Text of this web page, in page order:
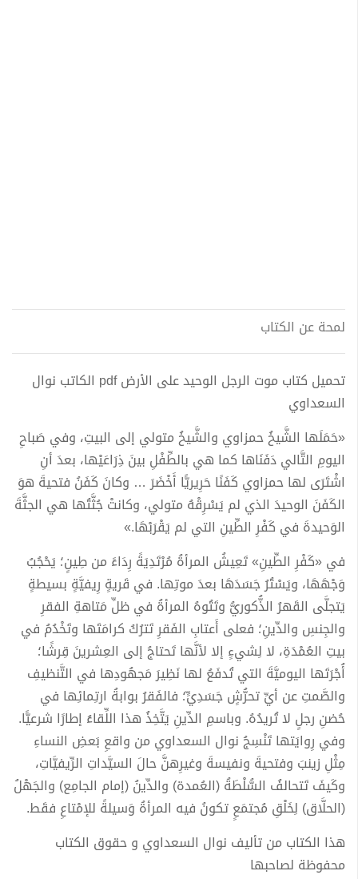
لمحة عن الكتاب
تحميل كتاب موت الرجل الوحيد على الأرض pdf الكاتب نوال
السعداوي
«حَمَلَها الشَّيخُ حمزاوي والشَّيخُ متولي إلى البيتِ، وفي صَباحِ
اليومِ التَّالي دَفَنَاها كما هي بالطِّفْلِ بينَ ذِرَاعَيْها، بعدَ أنِ
اشْتَرَى لها حمزاوي كَفَنًا حَرِيريًّا أَخْضَرَ … وكانَ كَفَنُ فتحيةَ هوَ
الكَفَنَ الوحيدَ الذي لم يَسْرِقْهُ متولي، وكانتْ جُثَّتُها هي الجثَّةَ
الوَحيدةَ في كَفْرِ الطِّينِ التي لم يَقْرَبْهَا.»‎
في «كَفْرِ الطِّينِ» تَعِيشُ المرأةُ مُرْتَدِيَةً رِدَاءً من طِينٍ؛ يَحْجُبُ
وَجْهَهَا، ويَسْتُرُ جَسَدَهَا بعدَ موتِها. في قَريةٍ رِيفيَّةٍ بسيطةٍ
يَتجلَّى القَهرُ الذُّكوريُّ وتَتُوهُ المرأةُ في ظلِّ مَتاهةِ الفقرِ
والجِنسِ والدِّينِ؛ فعلى أَعتابِ الفَقرِ تَترُكُ كرامَتَها وتَخْدُمُ في
بيتِ العُمْدَةِ، لا لِشيءٍ إلا لأنَّها تَحتاجُ إلى العِشرينَ قِرشًا؛
أُجْرَتَها اليوميَّةَ التي تُدفَعُ لها نَظِيرَ مَجهُودِها في التَّنظيفِ
والصَّمتِ عن أيِّ تحرُّشٍ جَسَدِيٍّ؛ فالفَقرُ بوابةُ ارتِمائِها في
حُضنِ رجلٍ لا تُريدُهُ. وباسمِ الدِّينِ يَتَّخِذُ هذا اللِّقاءُ إطارًا شرعيًّا.
وفي رِوايَتها تَنْسِجُ نوال السعداوي من واقعِ بَعضِ النساءِ
مِثْلِ زينبَ وفتحيةَ ونفيسةَ وغيرِهنَّ حالَ السيَّداتِ الرِّيفيَّاتِ،
وكَيفَ تَتحالفُ السُّلْطَةُ (العُمدة) والدِّينُ (إمام الجامِع) والجَهْلُ
(الحلَّاق) لِخَلْقِ مُجتمَعٍ تكونُ فيه المرأةُ وَسيلةً للإمْتاعِ فقَط.
هذا الكتاب من تأليف نوال السعداوي و حقوق الكتاب
محفوظة لصاحبها